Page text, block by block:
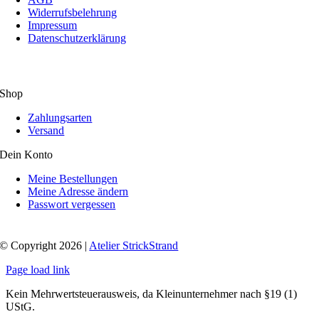
Widerrufsbelehrung
Impressum
Datenschutzerklärung
Shop
Zahlungsarten
Versand
Dein Konto
Meine Bestellungen
Meine Adresse ändern
Passwort vergessen
© Copyright 2026 | Atelier StrickStrand
Page load link
Kein Mehrwertsteuerausweis, da Kleinunternehmer nach §19 (1)
UStG.